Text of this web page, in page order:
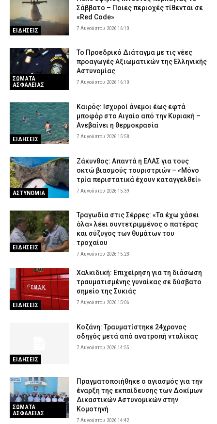
επίθεση στη Marfin (εικόνες)
ΔΙΚΑΙΟΣΥΝΗ 7 Αυγούστου 2026 10:25
Θεσσαλονίκη: Συνελήφθη 31χρονος Τούρκος καταζητούμενος
ΑΣΤΥΝΟΜΙΑ 7 Αυγούστου 2026 09:56
Αθωώθηκε ο Υπαστυνόμος Α’ Ευάγγελος Λαμπρινίδης που
κατηγορούνταν για αδικήματα ηθικής αυτουργίας το 2019 – Η
ανακοίνωση της ΕΛ.ΑΣ.
ΣΩΜΑΤΑ ΑΣΦΑΛΕΙΑΣ 7 Αυγούστου 2026 09:42
«Ελ. Βενιζέλος»: Συνελήφθη 37χρονος που προσπάθησε να
εισάγει 18 κιλά ακατέργαστης κάνναβης – Χειροπέδες σε άλλα
δύο άτομα
ΕΙΔΗΣΕΙΣ
Σάββατο – Ποιες περιοχές τίθενται σε
«Red Code»
7 Αυγούστου 2026 16:10
ΣΩΜΑΤΑ
ΑΣΦΑΛΕΙΑΣ
Το Προεδρικό Διάταγμα με τις νέες
προαγωγές Αξιωματικών της Ελληνικής
Αστυνομίας
7 Αυγούστου 2026 16:10
ΕΙΔΗΣΕΙΣ
Καιρός: Ισχυροί άνεμοι έως εφτά
μποφόρ στο Αιγαίο από την Κυριακή –
Ανεβαίνει η θερμοκρασία
7 Αυγούστου 2026 15:58
ΑΣΤΥΝΟΜΙΑ
Ζάκυνθος: Απαντά η ΕΛΑΣ για τους
οκτώ βιασμούς τουριστριών – «Μόνο
τρία περιστατικά έχουν καταγγελθεί»
7 Αυγούστου 2026 15:39
ΕΙΔΗΣΕΙΣ
Τραγωδία στις Σέρρες: «Τα έχω χάσει
όλα» λέει συντετριμμένος ο πατέρας
και σύζυγος των θυμάτων του
τροχαίου
7 Αυγούστου 2026 15:23
ΕΙΔΗΣΕΙΣ
Χαλκιδική: Επιχείρηση για τη διάσωση
τραυματισμένης γυναίκας σε δύσβατο
σημείο της Συκιάς
7 Αυγούστου 2026 15:06
ΕΙΔΗΣΕΙΣ
Κοζάνη: Τραυματίστηκε 24χρονος
οδηγός μετά από ανατροπή νταλίκας
7 Αυγούστου 2026 14:55
ΣΩΜΑΤΑ
ΑΣΦΑΛΕΙΑΣ
Πραγματοποιήθηκε ο αγιασμός για την
έναρξη της εκπαίδευσης των Δοκίμων
Δικαστικών Αστυνομικών στην
Κομοτηνή
7 Αυγούστου 2026 14:42